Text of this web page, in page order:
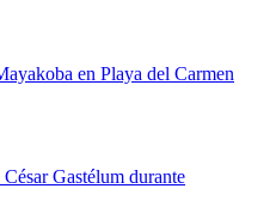
en Playa del Carmen
Gastélum durante